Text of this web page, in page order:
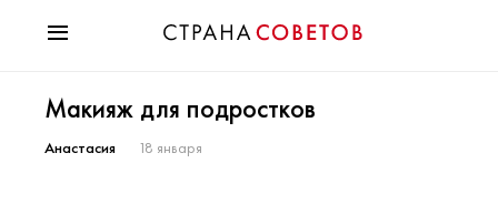
Мода
Звезды
Макияж для подростков
Анастасия 18 января